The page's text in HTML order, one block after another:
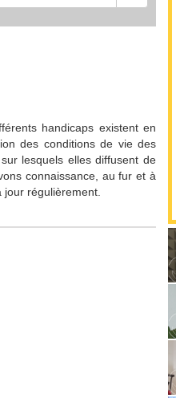
handicaps existent en
des conditions de vie des
lesquels elles diffusent de
connaissance, au fur et à
régulièrement.